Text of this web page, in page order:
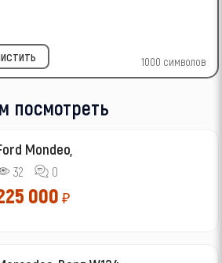
1000 символов
посмотреть
Mondeo,
32 0
000 ₽